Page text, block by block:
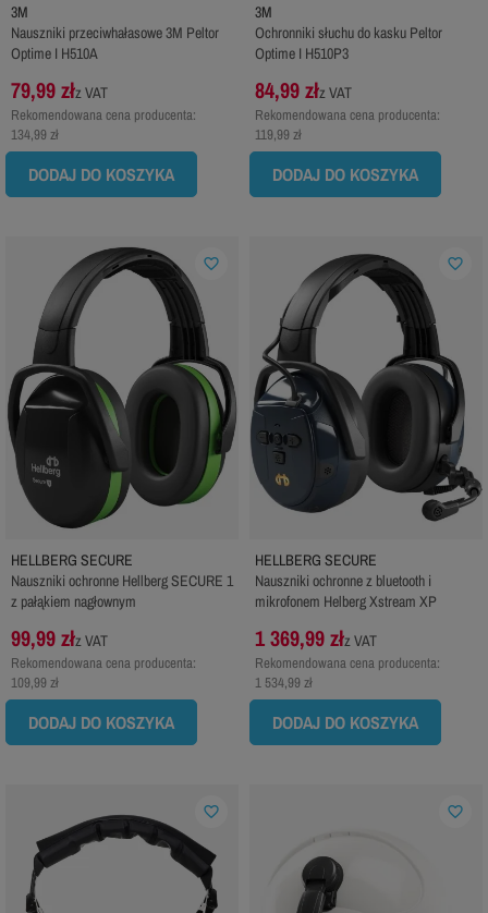
3M
Nauszniki przeciwhałasowe 3M Peltor
Optime I H510A
79,99 złz VAT
Rekomendowana cena producenta:
134,99 zł
DODAJ DO KOSZYKA
3M
Ochronniki słuchu do kasku Peltor
Optime I H510P3
84,99 złz VAT
Rekomendowana cena producenta:
119,99 zł
DODAJ DO KOSZYKA
HELLBERG SECURE
Nauszniki ochronne Hellberg SECURE 1
z pałąkiem nagłownym
99,99 złz VAT
Rekomendowana cena producenta:
109,99 zł
DODAJ DO KOSZYKA
favorite_border
HELLBERG SECURE
Nauszniki ochronne z bluetooth i
mikrofonem Helberg Xstream XP
1 369,99 złz VAT
Rekomendowana cena producenta:
1 534,99 zł
DODAJ DO KOSZYKA
favorite_border
favorite_border favorite_border